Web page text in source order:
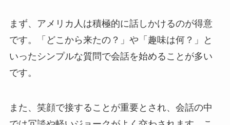
まず、アメリカ人は積極的に話しかけるのが得意
です。「どこから来たの？」や「趣味は何？」と
いったシンプルな質問で会話を始めることが多い
です。
また、笑顔で接することが重要とされ、会話の中